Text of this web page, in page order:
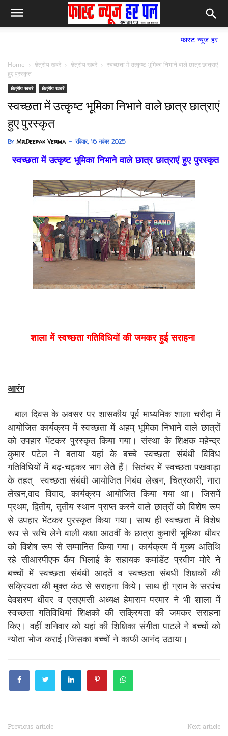
फास्ट न्यूज हर पल समाचार पत्र,
Home क्षेत्रीय खबरे क्षेत्रीय खबरें
स्वच्छता में उत्कृष्ट भूमिका निभाने वाले छात्र छात्राएं
हुए पुरस्कृत
क्षेत्रीय खबरे क्षेत्रीय खबरें
स्वच्छता में उत्कृष्ट भूमिका निभाने वाले छात्र छात्राएं
हुए पुरस्कृत
By Mr.Deepak Verma रविवार, 16 नवंबर 2025
स्वच्छता में उत्कृष्ट भूमिका निभाने वाले छात्र छात्राएं हुए पुरस्कृत
शाला में स्वच्छता गतिविधियों की जमकर हुई सराहना
आरंग
बाल दिवस के अवसर पर शासकीय पूर्व माध्यमिक शाला चरौदा में
आयोजित कार्यक्रम में स्वच्छता में अहम् भूमिका निभाने वाले छात्रों
को उपहार भेंटकर पुरस्कृत किया गया। संस्था के शिक्षक महेन्द्र
कुमार पटेल ने बताया यहां के बच्चे स्वच्छता संबंधी विविध
गतिविधियों में बढ़-चढ़कर भाग लेते हैं। सितंबर में स्वच्छता पखवाड़ा
के तहत् स्वच्छता संबंधी आयोजित निबंध लेखन, चित्रकारी, नारा
लेखन,वाद विवाद, कार्यक्रम आयोजित किया गया था। जिसमें
प्रथम, द्वितीय, तृतीय स्थान प्राप्त करने वाले छात्रों को विशेष रूप
से उपहार भेंटकर पुरस्कृत किया गया। साथ ही स्वच्छता में विशेष
रूप से रूचि लेने वाली कक्षा आठवीं के छात्रा कुमारी भूमिका धीवर
को विशेष रूप से सम्मानित किया गया। कार्यक्रम में मुख्य अतिथि
रहे सीआरपीएफ कैंप भिलाई के सहायक कमांडेंट प्रवीण मोरे ने
बच्चों में स्वच्छता संबंधी आदतें व स्वच्छता संबधी शिक्षकों की
सक्रियता की मुक्त कंठ से सराहना किये। साथ ही ग्राम के सरपंच
देवशरण धीवर व एसएमसी अध्यक्ष हेमाराम परमार ने भी शाला में
स्वच्छता गतिविधियां शिक्षको की सक्रियता की जमकर सराहना
किए। वहीं शनिवार को यहां की शिक्षिका संगीता पाटले ने बच्चों को
न्योता भोज कराई।जिसका बच्चों ने काफी आनंद उठाया।
Previous article Next article